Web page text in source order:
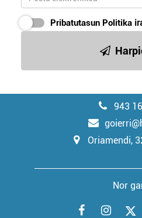
Pribatutasun Politika
943
Oriamendi,
Nor